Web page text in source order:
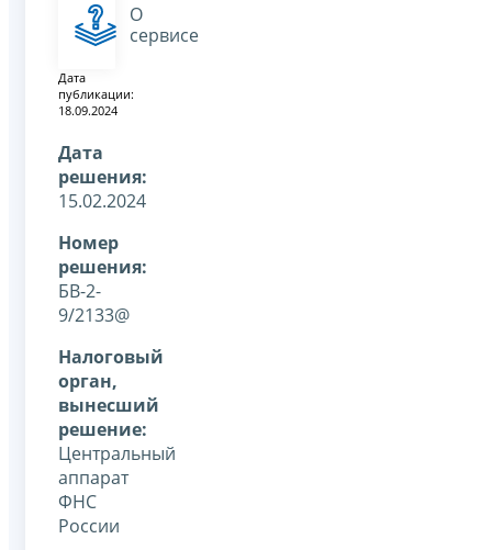
О
сервисе
Дата
публикации:
18.09.2024
Дата
решения:
15.02.2024
Номер
решения:
БВ-2-
9/2133@
Налоговый
орган,
вынесший
решение:
Центральный
аппарат
ФНС
России